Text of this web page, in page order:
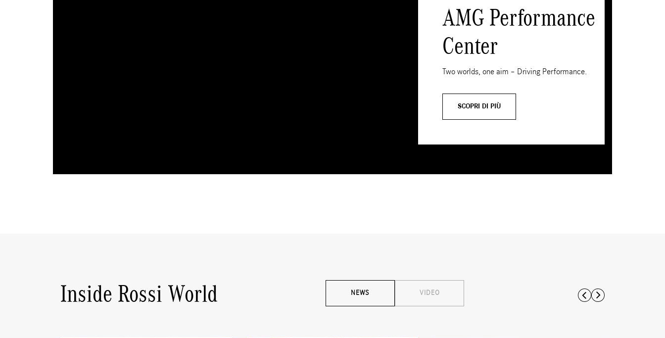
AMG Performance
Center
Two worlds, one aim – Driving Performance.
SCOPRI DI PIÙ
Inside Rossi World NEWS VIDEO